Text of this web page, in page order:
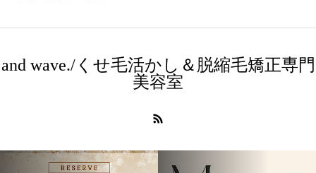
and wave./くせ毛活かし＆脱縮毛矯正専門
美容室